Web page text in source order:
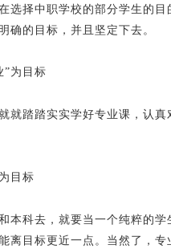
选择中职学校的部分学生的
确的目标，并且坚定下去。
”为目标
就踏踏实实学好专业课，认
目标
本科去，就要当一个纯粹的
离目标更近一点。当然了，